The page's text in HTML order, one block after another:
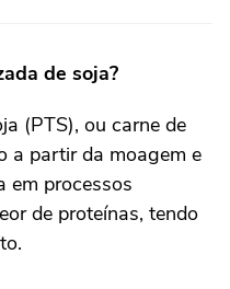
de soja?
(PTS), ou carne de
a partir da moagem e
em processos
de proteínas, tendo